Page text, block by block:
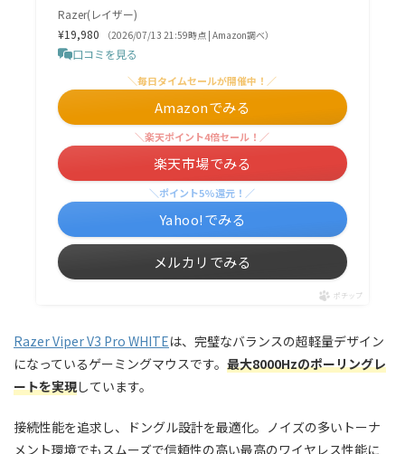
Razer(レイザー)
¥19,980
（2026/07/13 21:59時点 | Amazon調べ）
口コミを見る
＼毎日タイムセールが開催中！／
Amazonでみる
＼楽天ポイント4倍セール！／
楽天市場でみる
＼ポイント5%還元！／
Yahoo!でみる
メルカリでみる
ポチップ
Razer Viper V3 Pro WHITEは、完璧なバランスの超軽量デザイン
になっているゲーミングマウスです。 最大8000Hzのポーリングレ
ートを実現しています。
接続性能を追求し、ドングル設計を最適化。ノイズの多いトーナ
メント環境でもスムーズで信頼性の高い最高のワイヤレス性能に